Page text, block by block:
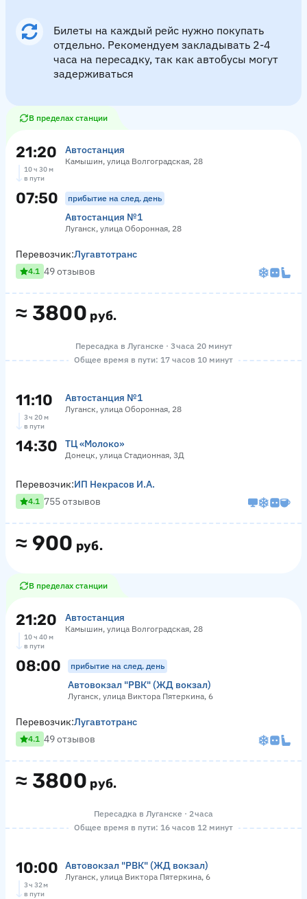
Билеты на каждый рейс нужно покупать
отдельно. Рекомендуем закладывать 2-4
часа на пересадку, так как автобусы могут
задерживаться
В пределах станции
21:20 Автостанция
Камышин, улица Волгоградская, 28
10 ч 30 м
в пути
07:50 прибытие на след. день
Автостанция №1
Луганск, улица Оборонная, 28
≈ 3800 руб.
Перевозчик:Лугавтотранс
4.1 49 отзывов
Пересадка в Луганске · 3 часа 20 минут
Общее время в пути: 17 часов 10 минут
11:10 Автостанция №1
Луганск, улица Оборонная, 28
3 ч 20 м
в пути
14:30 ТЦ «Молоко»
Донецк, улица Стадионная, 3Д
≈ 900 руб.
Перевозчик:ИП Некрасов И.А.
4.1 755 отзывов
В пределах станции
21:20 Автостанция
Камышин, улица Волгоградская, 28
10 ч 40 м
в пути
08:00 прибытие на след. день
Автовокзал "РВК" (ЖД вокзал)
Луганск, улица Виктора Пятеркина, 6
≈ 3800 руб.
Перевозчик:Лугавтотранс
4.1 49 отзывов
Пересадка в Луганске · 2 часа
Общее время в пути: 16 часов 12 минут
10:00 Автовокзал "РВК" (ЖД вокзал)
Луганск, улица Виктора Пятеркина, 6
3 ч 32 м
в пути